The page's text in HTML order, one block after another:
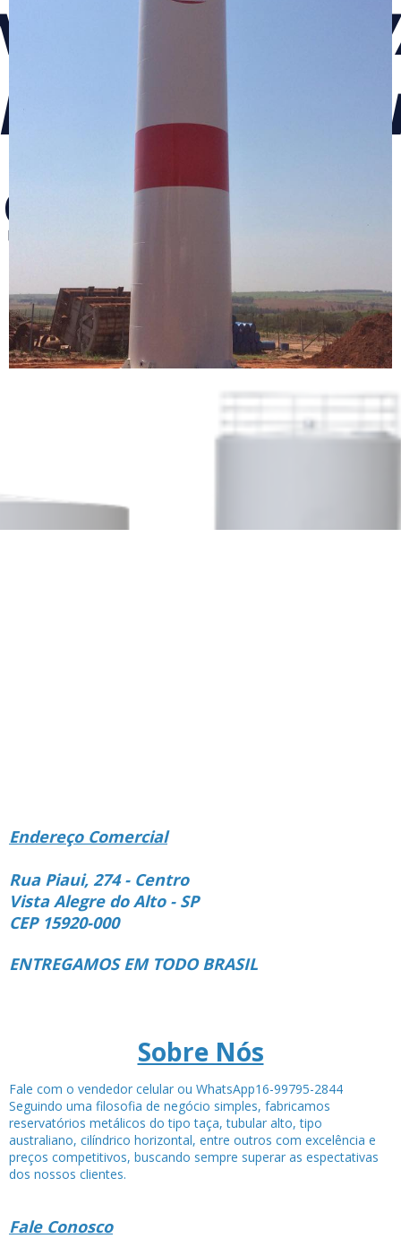
Endereço Comercial
Rua Piaui, 274 - Centro
Vista Alegre do Alto - SP
CEP 15920-000
ENTREGAMOS EM TODO BRASIL
Sobre Nós
Fale com o vendedor celular ou WhatsApp16-99795-2844
Seguindo uma filosofia de negócio simples, fabricamos
reservatórios metálicos do tipo taça, tubular alto, tipo
australiano, cilíndrico horizontal, entre outros com excelência e
preços competitivos, buscando sempre superar as espectativas
dos nossos clientes.
Fale Conosco